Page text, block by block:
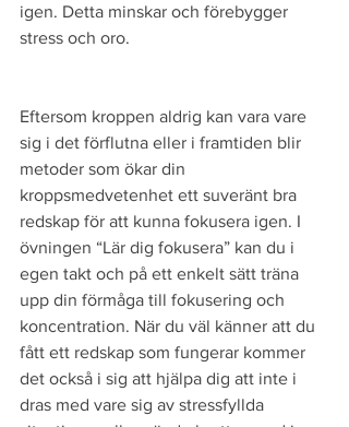
igen. Detta minskar och förebygger
stress och oro.
Eftersom kroppen aldrig kan vara vare
sig i det förflutna eller i framtiden blir
metoder som ökar din
kroppsmedvetenhet ett suveränt bra
redskap för att kunna fokusera igen. I
övningen “Lär dig fokusera” kan du i
egen takt och på ett enkelt sätt träna
upp din förmåga till fokusering och
koncentration. När du väl känner att du
fått ett redskap som fungerar kommer
det också i sig att hjälpa dig att inte i
dras med vare sig av stressfyllda